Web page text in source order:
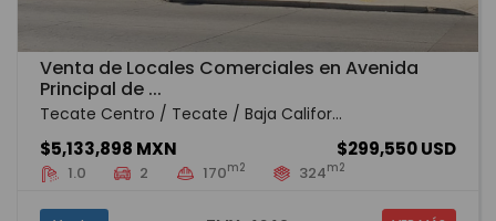
Venta de Locales Comerciales en Avenida
Principal de ...
Tecate Centro / Tecate / Baja Califor...
$5,133,898 MXN $299,550 USD
1.0 2 170m2 324m2